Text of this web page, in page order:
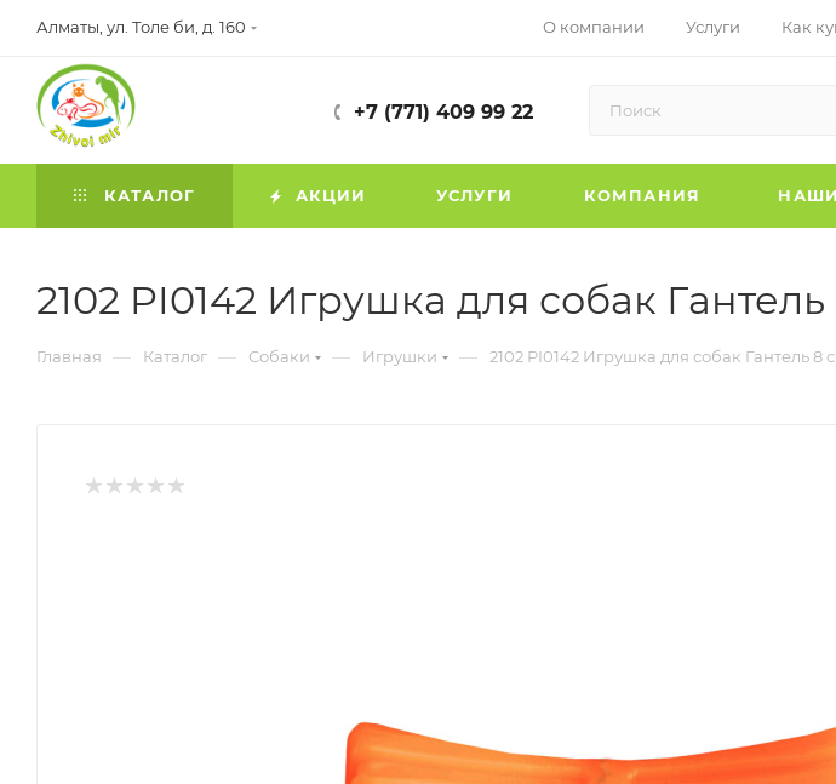
Алматы, ул. Толе би, д. 160 О компании Услуги Как
+7 (771) 409 99 22
КАТАЛОГ АКЦИИ УСЛУГИ КОМПАНИЯ
2102 PI0142 Игрушка для собак
Главная — Каталог — Собаки — Игрушки — 2102 PI0142 Игрушка для собак Гантель 8